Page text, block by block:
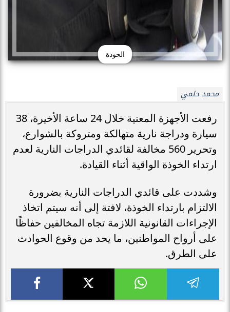
الخوذة
محمد حلمي
رفعت الأجهزة المعنية خلال 24 ساعة الأخيرة، 38
سيارة ودراجة نارية متهالكة ومتروكة بالشوارع،
وتحرير 560 مخالفة لقائدي الدراجات النارية لعدم
ارتداء الخوذة الواقية أثناء القيادة.
وشددت على قائدي الدراجات النارية بضرورة
الالتزام بارتداء الخوذة، لافتة إلى أنه سيتم اتخاذ
الإجراءات القانونية اللازمة تجاه المخالفين حفاظًا
على أرواح المواطنين، ما يحد من وقوع الحوادث
على الطرق.